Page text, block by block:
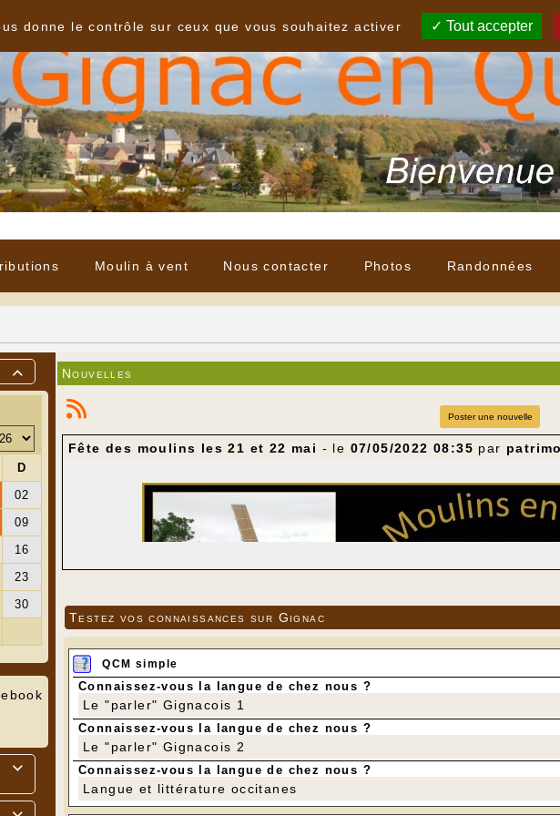
Moulin à vent Nous contacter Photos Randonnées


Nouvelles
Poster une nouvelle
Fête des moulins les 21 et 22 mai - le 07/05/2022 08:35 par
Message du président de l' Association Périgordine des Amis des
Parler des moulins, qu'ils soient à eau ou à vent, c'est les
tensions internationales, qu'elles soient causées par des
habitudes de vie et de consommation vont évoluer. Le moulin
circuits courts? Pourquoi ne reprendraient-ils pas une place dans
Qu'ils soient pédagogiques ou producteurs, ils attendent votre visite.
Testez vos connaissances sur Gignac
QCM simple
Connaissez-vous la langue de chez nous ?
Le "parler" Gignacois 1
Connaissez-vous la langue de chez nous ?
Le "parler" Gignacois 2
Connaissez-vous la langue de chez nous ?
Langue et littérature occitanes
donne le contrôle sur ceux que vous souhaitez activer
Tout accepter